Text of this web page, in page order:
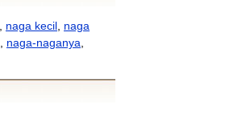
naga kecil naga
naga-naganya